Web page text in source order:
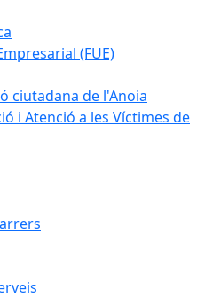
(FUE)
ciutadana de l'Anoia
i Atenció a les Víctimes de